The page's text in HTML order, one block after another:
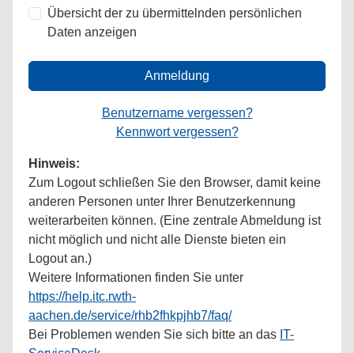
Übersicht der zu übermittelnden persönlichen
Daten anzeigen
Anmeldung
Benutzername vergessen?
Kennwort vergessen?
Hinweis:
Zum Logout schließen Sie den Browser, damit keine
anderen Personen unter Ihrer Benutzerkennung
weiterarbeiten können. (Eine zentrale Abmeldung ist
nicht möglich und nicht alle Dienste bieten ein
Logout an.)
Weitere Informationen finden Sie unter
https://help.itc.rwth-
aachen.de/service/rhb2fhkpjhb7/faq/
Bei Problemen wenden Sie sich bitte an das IT-